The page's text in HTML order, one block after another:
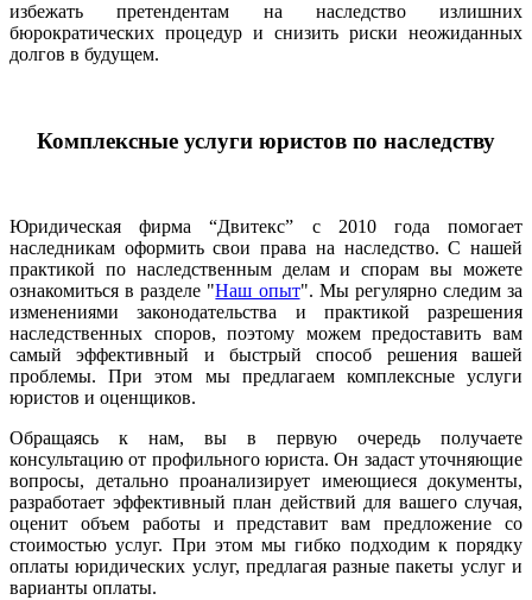
избежать претендентам на наследство излишних
бюрократических процедур и снизить риски неожиданных
долгов в будущем.
Комплексные услуги юристов по наследству
Юридическая фирма “Двитекс” с 2010 года помогает
наследникам оформить свои права на наследство. С нашей
практикой по наследственным делам и спорам вы можете
ознакомиться в разделе "Наш опыт". Мы регулярно следим за
изменениями законодательства и практикой разрешения
наследственных споров, поэтому можем предоставить вам
самый эффективный и быстрый способ решения вашей
проблемы. При этом мы предлагаем комплексные услуги
юристов и оценщиков.
Обращаясь к нам, вы в первую очередь получаете
консультацию от профильного юриста. Он задаст уточняющие
вопросы, детально проанализирует имеющиеся документы,
разработает эффективный план действий для вашего случая,
оценит объем работы и представит вам предложение со
стоимостью услуг. При этом мы гибко подходим к порядку
оплаты юридических услуг, предлагая разные пакеты услуг и
варианты оплаты.